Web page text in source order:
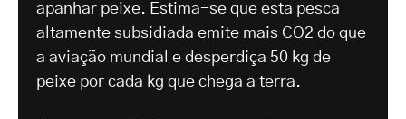
apanhar peixe. Estima-se que esta pesca
altamente subsidiada emite mais CO2 do que
a aviação mundial e desperdiça 50 kg de
peixe por cada kg que chega a terra.